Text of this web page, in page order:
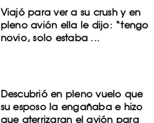
Viajó para ver a su crush y en
pleno avión ella le dijo: “tengo
novio, solo estaba ...
Descubrió en pleno vuelo que
su esposo la engañaba e hizo
que aterrizaran el avión para